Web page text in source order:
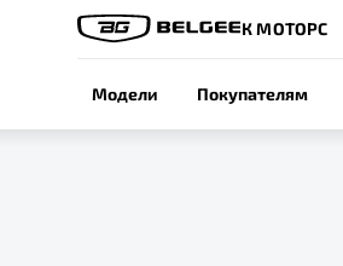
К МОТОРС
Модели Покупателям